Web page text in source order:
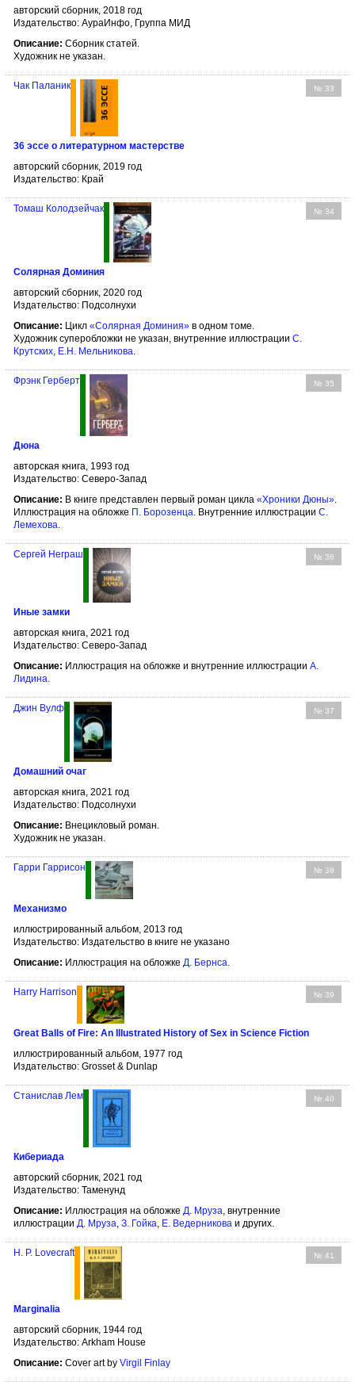
авторский сборник, 2018 год
Издательство: АураИнфо, Группа МИД
Описание: Сборник статей.
Художник не указан.
№ 33
Чак Паланик
36 эссе о литературном мастерстве
авторский сборник, 2019 год
Издательство: Край
№ 34
Томаш Колодзейчак
Солярная Доминия
авторский сборник, 2020 год
Издательство: Подсолнухи
Описание: Цикл «Солярная Доминия» в одном томе.
Художник суперобложки не указан, внутренние иллюстрации С.
Крутских, Е.Н. Мельникова.
№ 35
Фрэнк Герберт
Дюна
авторская книга, 1993 год
Издательство: Северо-Запад
Описание: В книге представлен первый роман цикла «Хроники Дюны»
Иллюстрация на обложке П. Борозенца . Внутренние иллюстрации С.
Лемехова
№ 36
Сергей Неграш
Иные замки
авторская книга, 2021 год
Издательство: Северо-Запад
Описание: Иллюстрация на обложке и внутренние иллюстрации А.
Лидина
№ 37
Джин Вулф
Домашний очаг
авторская книга, 2021 год
Издательство: Подсолнухи
Описание: Внецикловый роман.
Художник не указан.
№ 38
Гарри Гаррисон
Механизмо
иллюстрированный альбом, 2013 год
Издательство: Издательство в книге не указано
Описание: Иллюстрация на обложке Д. Бернсa
№ 39
Harry Harrison
Great Balls of Fire: An Illustrated History of Sex in Science Fiction
иллюстрированный альбом, 1977 год
Издательство: Grosset & Dunlap
№ 40
Станислав Лем
Кибериада
авторский сборник, 2021 год
Издательство: Таменунд
Описание: Иллюстрация на обложке Д. Мруза, внутренние
иллюстрации Д. Мруза, З. Гойка, Е. Ведерникова и других.
№ 41
H. P. Lovecraft
Marginalia
авторский сборник, 1944 год
Издательство: Arkham House
Описание: Cover art by Virgil Finlay